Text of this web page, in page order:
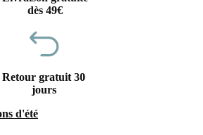
dès 49€
Retour gratuit 30
jours
d'été